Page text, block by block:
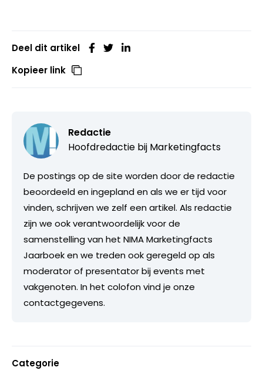
Deel dit artikel
Kopieer link
Redactie
Hoofdredactie bij Marketingfacts
De postings op de site worden door de redactie
beoordeeld en ingepland en als we er tijd voor
vinden, schrijven we zelf een artikel. Als redactie
zijn we ook verantwoordelijk voor de
samenstelling van het NIMA Marketingfacts
Jaarboek en we treden ook geregeld op als
moderator of presentator bij events met
vakgenoten. In het colofon vind je onze
contactgegevens.
Categorie